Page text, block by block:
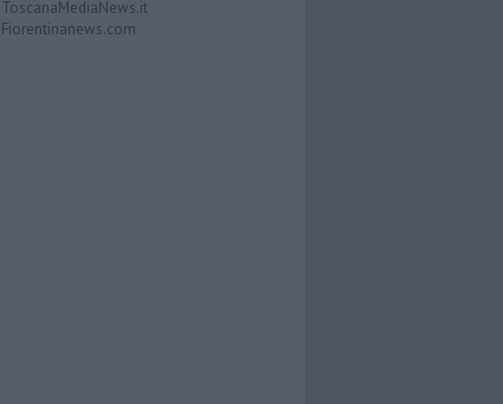
ToscanaMediaNews.it
Fiorentinanews.com